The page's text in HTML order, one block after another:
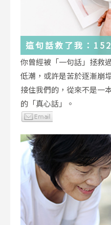
這句話救了我：
受歡迎的
為跌落情緒深淵的
你曾經被「一句話」拯救
低潮，或許是苦於逐漸崩
接住我們的，從來不是一
的「真心話」。